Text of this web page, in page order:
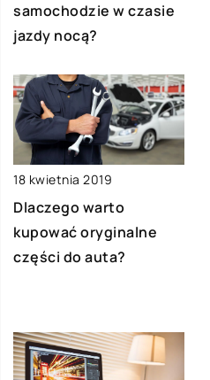
samochodzie w czasie
jazdy nocą?
18 kwietnia 2019
Dlaczego warto
kupować oryginalne
części do auta?